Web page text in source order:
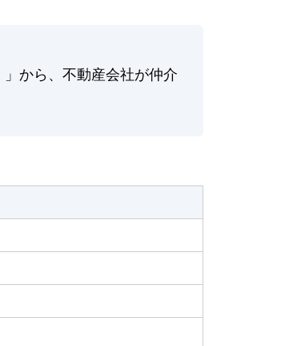
」から、不動産会社が仲介